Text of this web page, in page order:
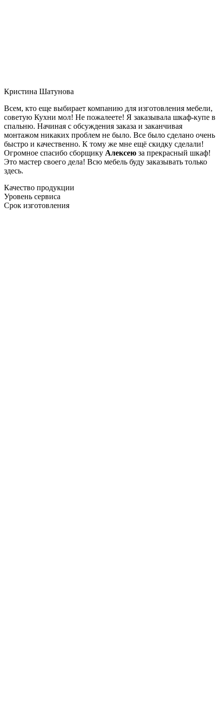
Кристина Шатунова
Всем, кто еще выбирает компанию для изготовления мебели,
советую Кухни мол! Не пожалеете! Я заказывала шкаф-купе в
спальню. Начиная с обсуждения заказа и заканчивая
монтажом никаких проблем не было. Все было сделано очень
быстро и качественно. К тому же мне ещё скидку сделали!
Огромное спасибо сборщику Алексею за прекрасный шкаф!
Это мастер своего дела! Всю мебель буду заказывать только
здесь.
Качество продукции
Уровень сервиса
Срок изготовления